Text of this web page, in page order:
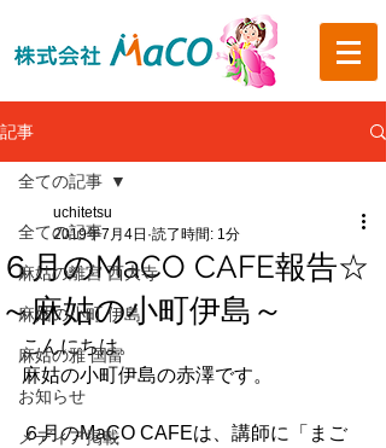
記事
全ての記事
麻姑の離宮 西大寺
麻姑の小町 伊島
麻姑の雅 国富
お知らせ
メディア掲載
全ての記事
６月のMaCO CAFE報告☆
～麻姑の小町伊島～
uchitetsu
2019年7月4日 読了時間: 1分
こんにちは。
麻姑の小町伊島の赤澤です。
６月のMaCO CAFEは、講師に「まご